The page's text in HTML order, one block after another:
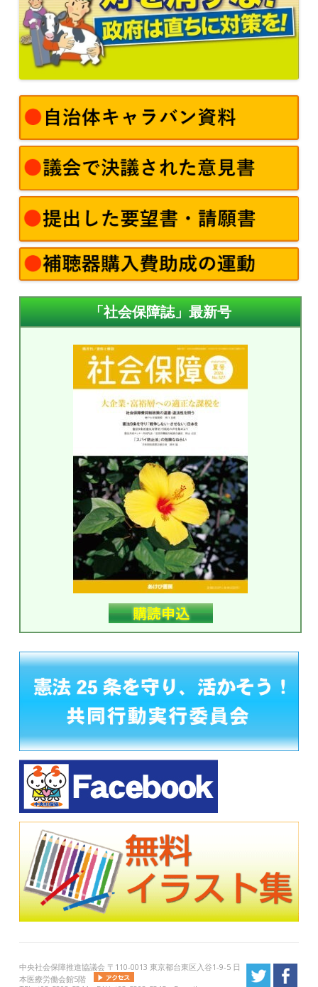
「社会保障誌」最新号
中央社会保障推進協議会 〒110-0013 東京都台東区入谷1-9-5 日
本医療労働会館5階